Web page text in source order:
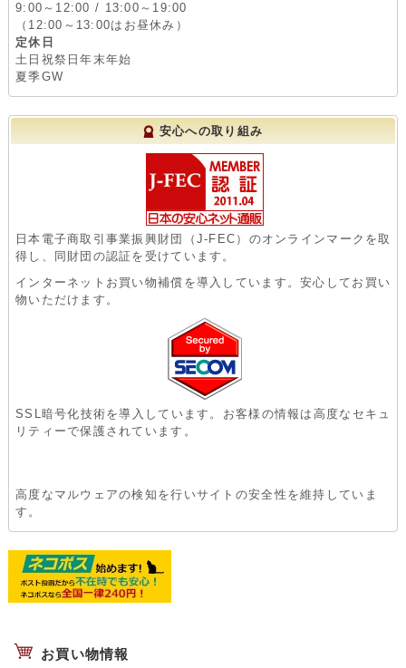
9:00～12:00 / 13:00～19:00
（12:00～13:00はお昼休み）
定休日
土日祝祭日年末年始
夏季GW
安心への取り組み
日本電子商取引事業振興財団（J-FEC）のオンラインマークを取
得し、同財団の認証を受けています。
インターネットお買い物補償を導入しています。安心してお買い
物いただけます。
SSL暗号化技術を導入しています。お客様の情報は高度なセキュ
リティーで保護されています。
高度なマルウェアの検知を行いサイトの安全性を維持していま
す。
お買い物情報